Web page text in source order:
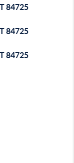
84725
84725
84725